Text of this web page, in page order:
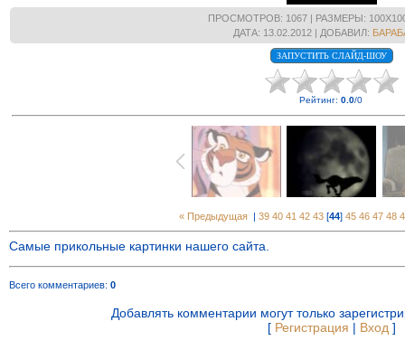
ПРОСМОТРОВ: 1067 | РАЗМЕРЫ:
ДАТА: 13.02.2012 | ДОБАВИЛ:
Рейтинг:0.0/0
« Предыдущая | 39 40 41 42 43 [44] 45 46 47 48
Самые прикольные картинки нашего сайта.
Всего комментариев: 0
Добавлять комментарии могут только
[ Регистрация | Вход ]